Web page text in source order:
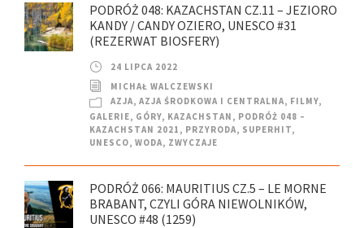
PODRÓŻ 048: KAZACHSTAN CZ.11 – JEZIORO
KANDY / CANDY OZIERO, UNESCO #31
(REZERWAT BIOSFERY)
24 LIPCA 2022
MICHAŁ WALCZEWSKI
AZJA, AZJA ŚRODKOWA I CENTRALNA, FILMY,
GALERIE, GÓRY, KAZACHSTAN , PODRÓŻ 048 –
KAZACHSTAN 2021 , PRZYRODA, SUPERHIT,
UNESCO, WODA, ZWYCZAJE
PODRÓŻ 066: MAURITIUS CZ.5 – LE MORNE
BRABANT, CZYLI GÓRA NIEWOLNIKÓW,
UNESCO #48 (1259)